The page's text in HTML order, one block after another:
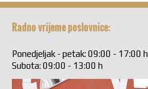
Radno vrijeme poslovnice:
Ponedjeljak - petak: 09:00 - 17:00 h
Subota: 09:00 - 13:00 h